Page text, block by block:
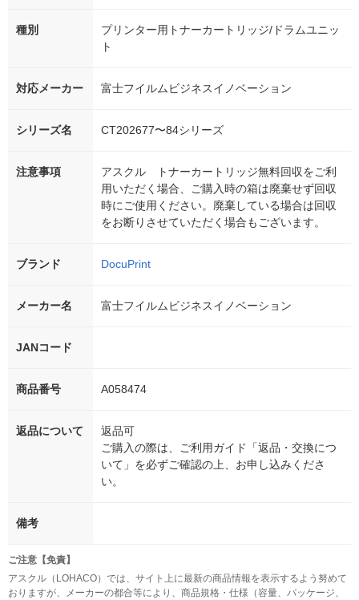
種別
プリンター用トナーカートリッジ/ドラムユニッ
ト
対応メーカー 富士フイルムビジネスイノベーション
シリーズ名 CT202677〜84シリーズ
注意事項
アスクル トナーカートリッジ無料回収をご利
用いただく場合、ご購入時の箱は廃棄せず回収
時にご使用ください。廃棄している場合は回収
をお断りさせていただく場合もございます。
ブランド DocuPrint
メーカー名 富士フイルムビジネスイノベーション
JANコード
商品番号 A058474
返品について
返品可
ご購入の際は、ご利用ガイド「返品・交換につ
いて」を必ずご確認の上、お申し込みくださ
い。
備考
ご注意【免責】
アスクル（LOHACO）では、サイト上に最新の商品情報を表示するよう努めて
おりますが、メーカーの都合等により、商品規格・仕様（容量、パッケージ、